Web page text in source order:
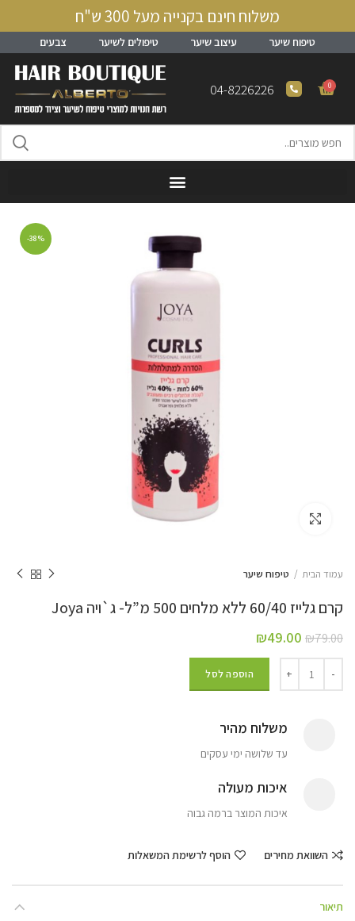
משלוח חינם בקנייה מעל 300 ש"ח
טיפוח שיער עיצוב שיער טיפולים לשיער צבעים
0
04-8226226
-38%
עמוד הבית טיפוח שיער
קרם גלייז 60/40 ללא מלחים 500 מ”ל- ג`ויה Joya
₪79.00
₪49.00
הוספה לסל
משלוח מהיר
עד שלושה ימי עסקים
איכות מעולה
איכות המוצר ברמה גבוה
השוואת מחירים הוסף לרשימת המשאלות
תיאור